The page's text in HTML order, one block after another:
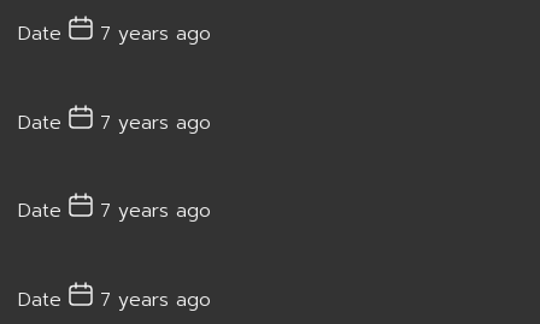
Date 7 years ago
Date 7 years ago
Date 7 years ago
Date 7 years ago